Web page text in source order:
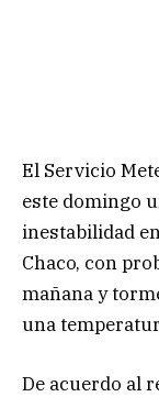
El Servicio
este domingo
inestabilidad
Chaco, con
mañana y
una
De acuerdo al